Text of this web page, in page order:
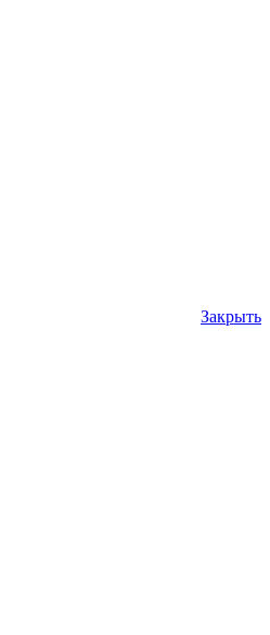
Закрыть